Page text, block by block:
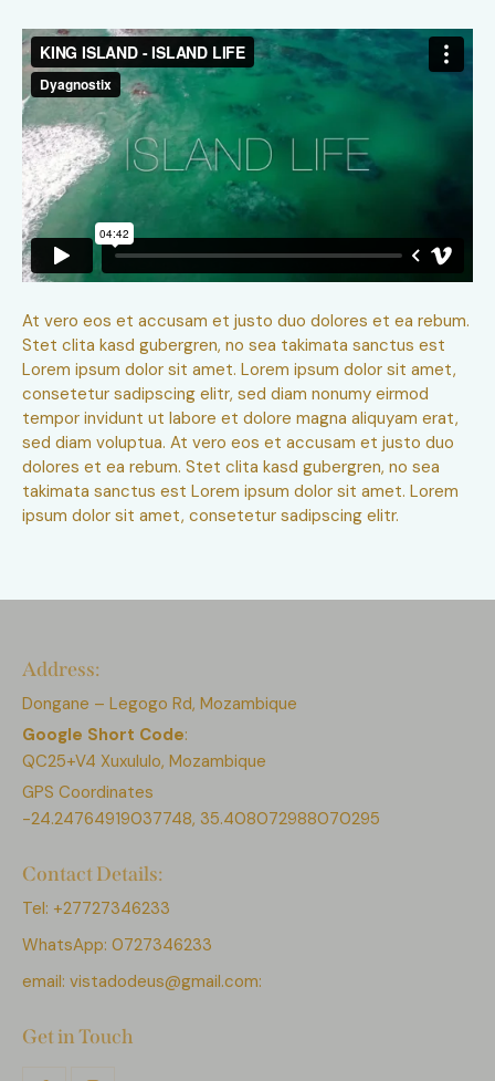
At vero eos et accusam et justo duo dolores et ea rebum.
Stet clita kasd gubergren, no sea takimata sanctus est
Lorem ipsum dolor sit amet. Lorem ipsum dolor sit amet,
consetetur sadipscing elitr, sed diam nonumy eirmod
tempor invidunt ut labore et dolore magna aliquyam erat,
sed diam voluptua. At vero eos et accusam et justo duo
dolores et ea rebum. Stet clita kasd gubergren, no sea
takimata sanctus est Lorem ipsum dolor sit amet. Lorem
ipsum dolor sit amet, consetetur sadipscing elitr.
Address:
Dongane – Legogo Rd, Mozambique
Google Short Code:
QC25+V4 Xuxululo, Mozambique
GPS Coordinates
-24.24764919037748, 35.408072988070295
Contact Details:
Tel: +27727346233
WhatsApp: 0727346233
email: vistadodeus@gmail.com:
Get in Touch